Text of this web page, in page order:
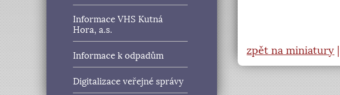
Informace VHS Kutná
Hora, a.s.
Informace k odpadům
Digitalizace veřejné správy
zpět na miniatury